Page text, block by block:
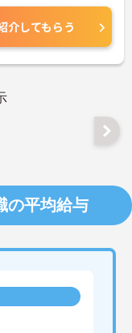
に詳
。
介してもらう
の平均給与